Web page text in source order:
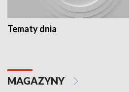
Tematy dnia
MAGAZYNY